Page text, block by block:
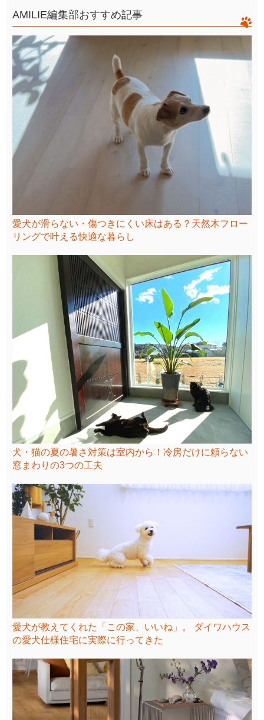
AMILIE編集部おすすめ記事
愛犬が滑らない・傷つきにくい床はある？天然木フロー
リングで叶える快適な暮らし
犬・猫の夏の暑さ対策は室内から！冷房だけに頼らない
窓まわりの3つの工夫
愛犬が教えてくれた「この家、いいね」。 ダイワハウス
の愛犬仕様住宅に実際に行ってきた